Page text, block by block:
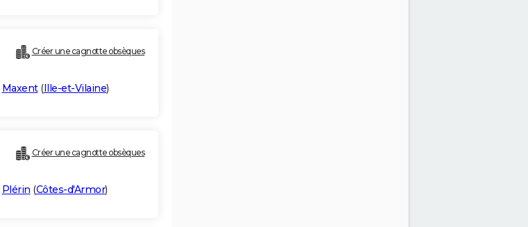
Créer une cagnotte obsèques
Maxent(Ille-et-Vilaine)
Créer une cagnotte obsèques
Plérin (Côtes-d'Armor)